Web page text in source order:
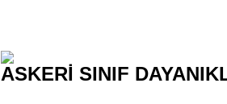
ASKERİ SINIF